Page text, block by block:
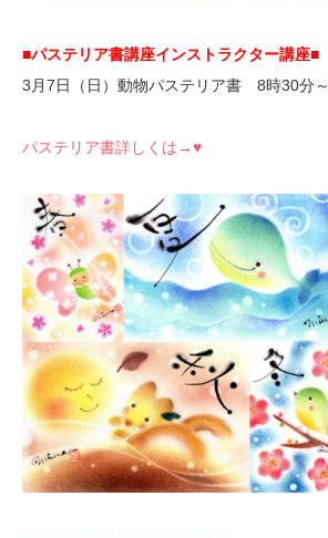
■パステリア書講座インストラクター講座■
3月7日（日）動物パステリア書 8時30分～
パステリア書詳しくは→♥